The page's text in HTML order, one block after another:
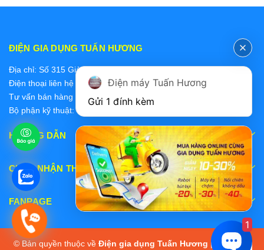
ĐIỆN GIA DỤNG TUẤN HƯƠNG
Địa chỉ: Số 315 Giảng Võ, Ba Đình, Hà Nội
Điện thoại liên hệ các bộ phận:
Tư vấn bán hàng 2: 0868228637
Bộ phận kỹ thuật: 0978 319 375
HƯỚNG DẪN
CHẤP NHẬN THANH TOÁN
FANPAGE
© Bản quyền thuộc về Điện gia dụng Tuấn Hương | Cung cấp
Điện máy Tuấn Hương
Gửi 1 đính kèm
1